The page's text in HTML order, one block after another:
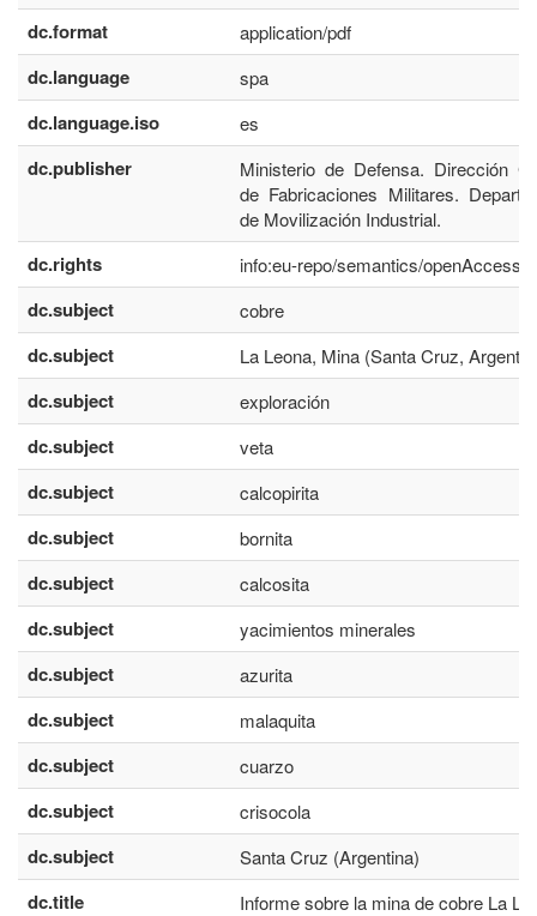
dc.format application/pdf
dc.language spa
dc.language.iso es
dc.publisher
Ministerio de Defensa. Dirección
de Fabricaciones Militares.
de Movilización Industrial.
dc.rights info:eu-repo/semantics/openAccess
dc.subject cobre
dc.subject La Leona, Mina (Santa Cruz,
dc.subject exploración
dc.subject veta
dc.subject calcopirita
dc.subject bornita
dc.subject calcosita
dc.subject yacimientos minerales
dc.subject azurita
dc.subject malaquita
dc.subject cuarzo
dc.subject crisocola
dc.subject Santa Cruz (Argentina)
dc.title Informe sobre la mina de cobre La